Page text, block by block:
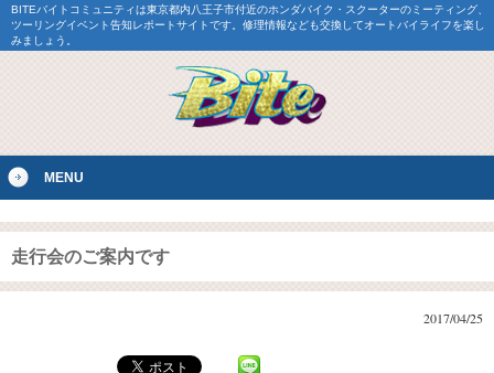
BITEバイトコミュニティは東京都内八王子市付近のホンダバイク・スクーターのミーティング、
ツーリングイベント告知レポートサイトです。修理情報なども交換してオートバイライフを楽し
みましょう。
MENU
走行会のご案内です
2017/04/25